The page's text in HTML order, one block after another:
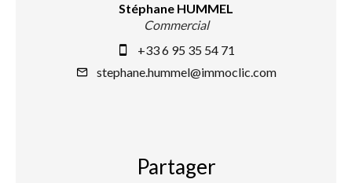
Stéphane HUMMEL
Commercial
+33 6 95 35 54 71
stephane.hummel@immoclic.com
Partager